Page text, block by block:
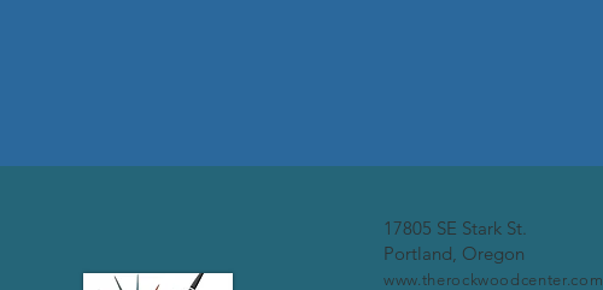
17805 SE Stark St.
Portland, Oregon
www.therockwoodcenter.com